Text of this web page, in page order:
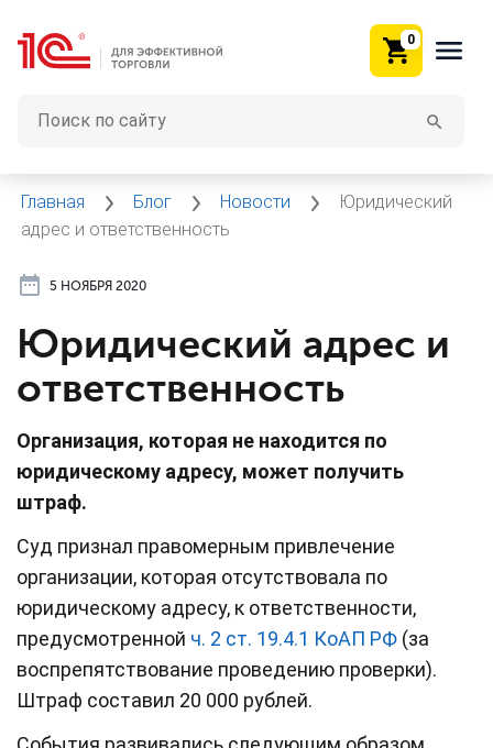
0
Главная Блог Новости
Юридический
адрес и ответственность
5 НОЯБРЯ 2020
Юридический адрес и
ответственность
Организация, которая не находится по
юридическому адресу, может получить
штраф.
Суд признал правомерным привлечение
организации, которая отсутствовала по
юридическому адресу, к ответственности,
предусмотренной ч. 2 ст. 19.4.1 КоАП РФ (за
воспрепятствование проведению проверки).
Штраф составил 20 000 рублей.